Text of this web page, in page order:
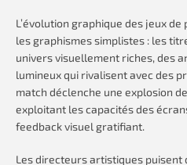
L’évolution graphique des jeux
les graphismes simplistes : les
univers visuellement riches, des
lumineux qui rivalisent avec des
match déclenche une explosion
exploitant les capacités des
feedback visuel gratifiant.
Les directeurs artistiques puisent